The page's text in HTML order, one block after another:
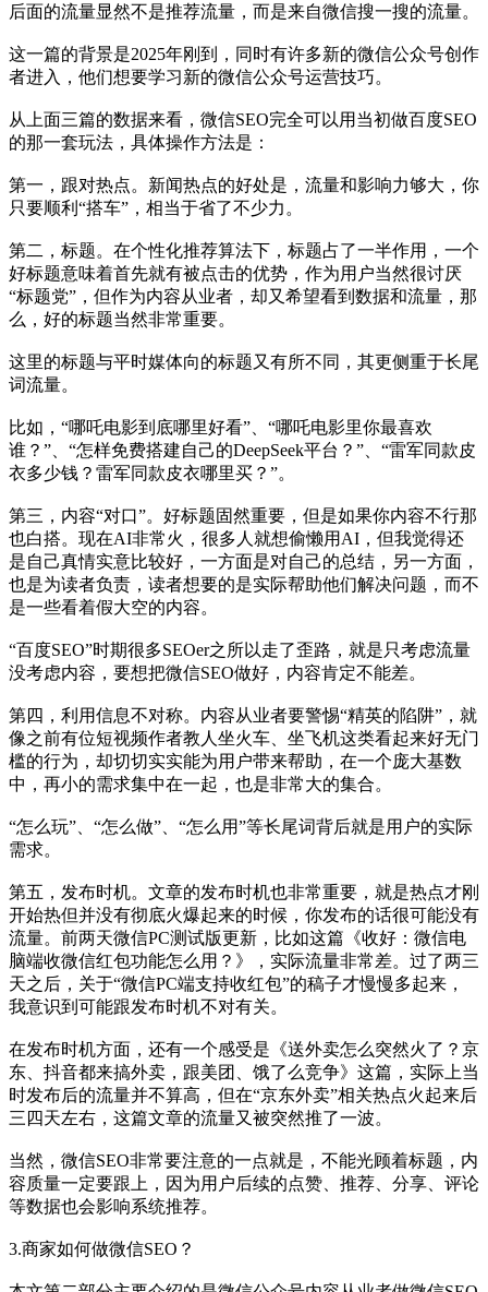
后面的流量显然不是推荐流量，而是来自微信搜一搜的流量。
这一篇的背景是2025年刚到，同时有许多新的微信公众号创作
者进入，他们想要学习新的微信公众号运营技巧。
从上面三篇的数据来看，微信SEO完全可以用当初做百度SEO
的那一套玩法，具体操作方法是：
第一，跟对热点。新闻热点的好处是，流量和影响力够大，你
只要顺利“搭车”，相当于省了不少力。
第二，标题。在个性化推荐算法下，标题占了一半作用，一个
好标题意味着首先就有被点击的优势，作为用户当然很讨厌
“标题党”，但作为内容从业者，却又希望看到数据和流量，那
么，好的标题当然非常重要。
这里的标题与平时媒体向的标题又有所不同，其更侧重于长尾
词流量。
比如，“哪吒电影到底哪里好看”、“哪吒电影里你最喜欢
谁？”、“怎样免费搭建自己的DeepSeek平台？”、“雷军同款皮
衣多少钱？雷军同款皮衣哪里买？”。
第三，内容“对口”。好标题固然重要，但是如果你内容不行那
也白搭。现在AI非常火，很多人就想偷懒用AI，但我觉得还
是自己真情实意比较好，一方面是对自己的总结，另一方面，
也是为读者负责，读者想要的是实际帮助他们解决问题，而不
是一些看着假大空的内容。
“百度SEO”时期很多SEOer之所以走了歪路，就是只考虑流量
没考虑内容，要想把微信SEO做好，内容肯定不能差。
第四，利用信息不对称。内容从业者要警惕“精英的陷阱”，就
像之前有位短视频作者教人坐火车、坐飞机这类看起来好无门
槛的行为，却切切实实能为用户带来帮助，在一个庞大基数
中，再小的需求集中在一起，也是非常大的集合。
“怎么玩”、“怎么做”、“怎么用”等长尾词背后就是用户的实际
需求。
第五，发布时机。文章的发布时机也非常重要，就是热点才刚
开始热但并没有彻底火爆起来的时候，你发布的话很可能没有
流量。前两天微信PC测试版更新，比如这篇《收好：微信电
脑端收微信红包功能怎么用？》，实际流量非常差。过了两三
天之后，关于“微信PC端支持收红包”的稿子才慢慢多起来，
我意识到可能跟发布时机不对有关。
在发布时机方面，还有一个感受是《送外卖怎么突然火了？京
东、抖音都来搞外卖，跟美团、饿了么竞争》这篇，实际上当
时发布后的流量并不算高，但在“京东外卖”相关热点火起来后
三四天左右，这篇文章的流量又被突然推了一波。
当然，微信SEO非常要注意的一点就是，不能光顾着标题，内
容质量一定要跟上，因为用户后续的点赞、推荐、分享、评论
等数据也会影响系统推荐。
3.商家如何做微信SEO？